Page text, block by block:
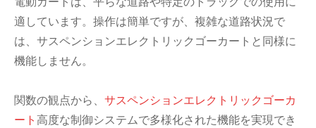
適しています。操作は簡単ですが、複雑な道路状況で
は、サスペンションエレクトリックゴーカートと同様に
機能しません。
関数の観点から、 サスペンションエレクトリックゴーカ
ート 高度な制御システムで多様化された機能を実現でき